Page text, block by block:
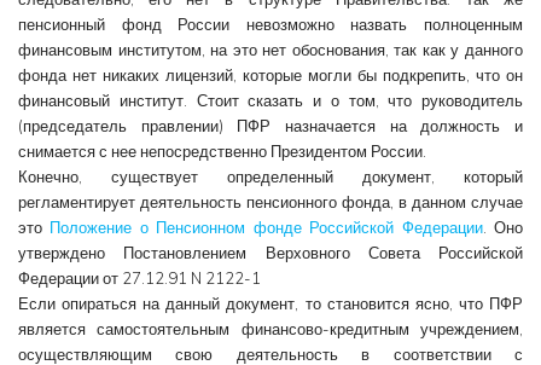
пенсионный фонд России невозможно назвать полноценным
финансовым институтом, на это нет обоснования, так как у данного
фонда нет никаких лицензий, которые могли бы подкрепить, что он
финансовый институт. Стоит сказать и о том, что руководитель
(председатель правлении) ПФР назначается на должность и
снимается с нее непосредственно Президентом России.
Конечно, существует определенный документ, который
регламентирует деятельность пенсионного фонда, в данном случае
это Положение о Пенсионном фонде Российской Федерации. Оно
утверждено Постановлением Верховного Совета Российской
Федерации от 27.12.91 N 2122-1
Если опираться на данный документ, то становится ясно, что ПФР
является самостоятельным финансово-кредитным учреждением,
осуществляющим свою деятельность в соответствии с